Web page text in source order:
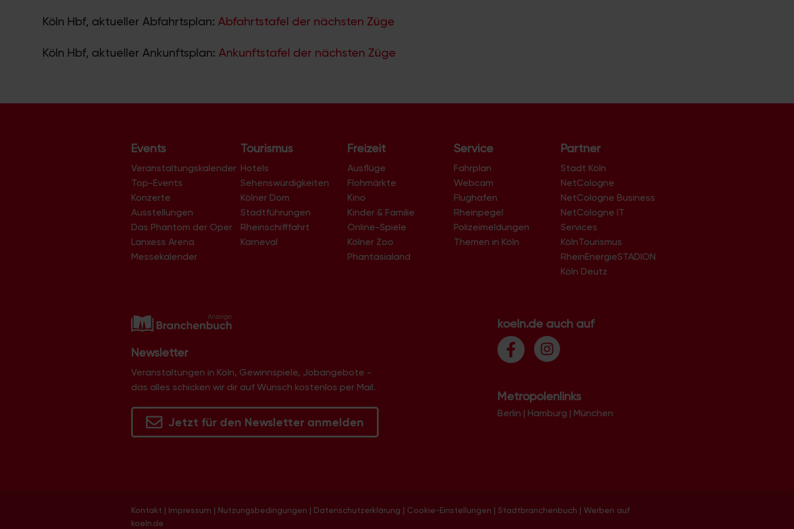
Köln Hbf, aktueller Abfahrtsplan: Abfahrtstafel der nächsten Züge
Köln Hbf, aktueller Ankunftsplan: Ankunftstafel der nächsten Züge
Events
Veranstaltungskalender
Top-Events
Konzerte
Ausstellungen
Das Phantom der Oper
Lanxess Arena
Messekalender
Tourismus
Hotels
Sehenswürdigkeiten
Kölner Dom
Stadtführungen
Rheinschifffahrt
Karneval
Freizeit
Ausflüge
Flohmärkte
Kino
Kinder & Familie
Online-Spiele
Kölner Zoo
Phantasialand
Service
Fahrplan
Webcam
Flughafen
Rheinpegel
Polizeimeldungen
Themen in Köln
Partner
Stadt Köln
NetCologne
NetCologne Business
NetCologne IT
Services
KölnTourismus
RheinEnergieSTADION
Köln Deutz
Newsletter
Veranstaltungen in Köln, Gewinnspiele, Jobangebote -
das alles schicken wir dir auf Wunsch kostenlos per Mail.
Jetzt für den Newsletter anmelden
koeln.de auch auf
Metropolenlinks
Berlin | Hamburg | München
Kontakt | Impressum | Nutzungsbedingungen | Datenschutzerklärung | Cookie-Einstellungen | Stadtbranchenbuch | Werben auf
koeln.de